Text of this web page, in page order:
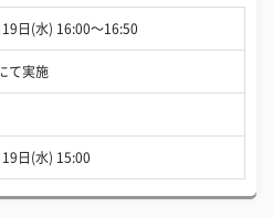
日(水) 16:00〜16:50
て実施
日(水) 15:00